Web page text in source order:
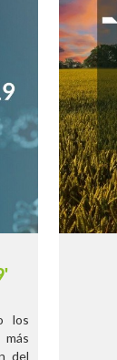
los
del